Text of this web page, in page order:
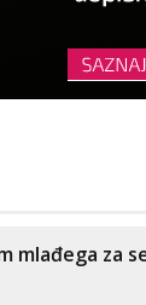
mlađega za